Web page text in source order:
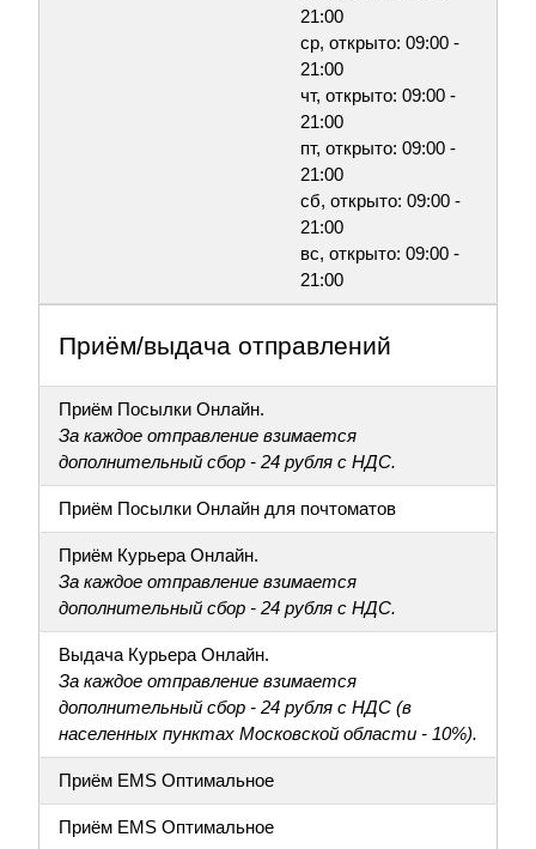
21:00
ср, открыто: 09:00 -
21:00
чт, открыто: 09:00 -
21:00
пт, открыто: 09:00 -
21:00
сб, открыто: 09:00 -
21:00
вс, открыто: 09:00 -
21:00
Приём/выдача отправлений
Приём Посылки Онлайн.
За каждое отправление взимается
дополнительный сбор - 24 рубля с НДС.
Приём Посылки Онлайн для почтоматов
Приём Курьера Онлайн.
За каждое отправление взимается
дополнительный сбор - 24 рубля с НДС.
Выдача Курьера Онлайн.
За каждое отправление взимается
дополнительный сбор - 24 рубля с НДС (в
населенных пунктах Московской области - 10%).
Приём EMS Оптимальное
Приём EMS Оптимальное